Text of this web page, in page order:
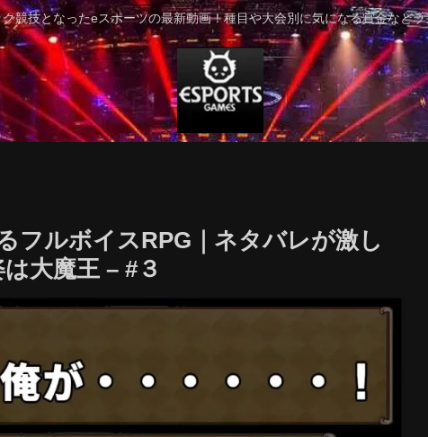
競技となったeスポーツの最新動画！種目や大会別に気になる賞金などラ
フルボイスRPG｜ネタバレが激し
大魔王 – #３